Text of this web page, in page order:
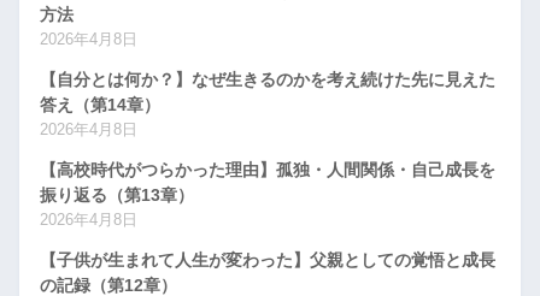
方法
2026年4月8日
【自分とは何か？】なぜ生きるのかを考え続けた先に見えた
答え（第14章）
2026年4月8日
【高校時代がつらかった理由】孤独・人間関係・自己成長を
振り返る（第13章）
2026年4月8日
【子供が生まれて人生が変わった】父親としての覚悟と成長
の記録（第12章）